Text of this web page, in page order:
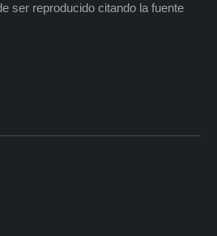
ser reproducido citando la fuente